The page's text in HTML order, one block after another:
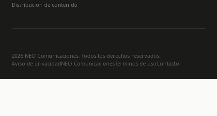
Distribucion de contenido
2026 NEO Comunicaciones. Todos los derechos reservados.
Aviso de privacidadNEO ComunicacionesTerminos de usoContacto